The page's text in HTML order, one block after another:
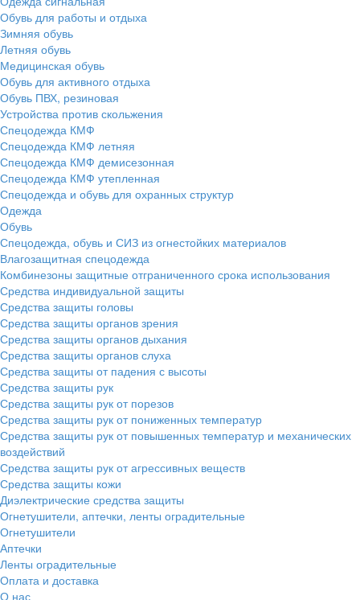
Обувь для работы и отдыха
Зимняя обувь
Летняя обувь
Медицинская обувь
Обувь для активного отдыха
Обувь ПВХ, резиновая
Устройства против скольжения
Спецодежда КМФ
Спецодежда КМФ летняя
Спецодежда КМФ демисезонная
Спецодежда КМФ утепленная
Спецодежда и обувь для охранных структур
Одежда
Обувь
Спецодежда, обувь и СИЗ из огнестойких материалов
Влагозащитная спецодежда
Комбинезоны защитные отграниченного срока использования
Средства индивидуальной защиты
Средства защиты головы
Средства защиты органов зрения
Средства защиты органов дыхания
Средства защиты органов слуха
Средства защиты от падения с высоты
Средства защиты рук
Средства защиты рук от порезов
Средства защиты рук от пониженных температур
Средства защиты рук от повышенных температур и механических
воздействий
Средства защиты рук от агрессивных веществ
Средства защиты кожи
Диэлектрические средства защиты
Огнетушители, аптечки, ленты оградительные
Огнетушители
Аптечки
Ленты оградительные
Оплата и доставка
О нас